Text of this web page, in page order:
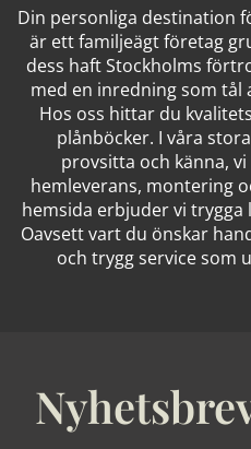
Din personliga destination
är ett familjeägt företag
dess haft Stockholms
med en inredning som tål
Hos oss hittar du
plånböcker. I våra
provsitta och känna,
hemleverans, montering
hemsida erbjuder vi trygga
Oavsett vart du önskar
och trygg service som